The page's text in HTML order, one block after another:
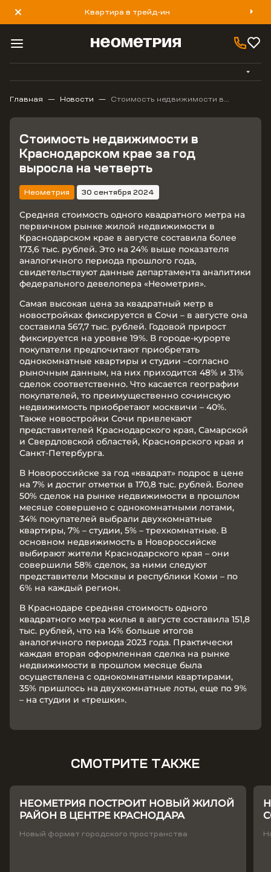
Квартира в трейд-ин
8 800 777 40 93
Главная Новости Стоимость недвижимости в
Неометрия 30 сентября 2024
Стоимость недвижимости в
Краснодарском крае за год
выросла на четверть
Средняя стоимость одного квадратного метра на
первичном рынке жилой недвижимости в
Краснодарском крае в августе составила более
173,6 тыс. рублей. Это на 24% выше показателя
аналогичного периода прошлого года,
свидетельствуют данные департамента аналитики
федерального девелопера «Неометрия».
Самая высокая цена за квадратный метр в
новостройках фиксируется в Сочи – в августе она
составила 567,7 тыс. рублей. Годовой прирост
фиксируется на уровне 19%. В городе-курорте
покупатели предпочитают приобретать
однокомнатные квартиры и студии –согласно
рыночным данным, на них приходится 48% и 31%
сделок соответственно. Что касается географии
покупателей, то преимущественно сочинскую
недвижимость приобретают москвичи – 40%.
Также новостройки Сочи привлекают
представителей Краснодарского края, Самарской
и Свердловской областей, Красноярского края и
Санкт-Петербурга.
В Новороссийске за год «квадрат» подрос в цене
на 7% и достиг отметки в 170,8 тыс. рублей. Более
50% сделок на рынке недвижимости в прошлом
месяце совершено с однокомнатными лотами,
34% покупателей выбрали двухкомнатные
квартиры, 7% – студии, 5% – трехкомнатные. В
основном недвижимость в Новороссийске
выбирают жители Краснодарского края – они
совершили 58% сделок, за ними следуют
представители Москвы и республики Коми – по
6% на каждый регион.
В Краснодаре средняя стоимость одного
квадратного метра жилья в августе составила 151,8
тыс. рублей, что на 14% больше итогов
аналогичного периода 2023 года. Практически
каждая вторая оформленная сделка на рынке
недвижимости в прошлом месяце была
осуществлена с однокомнатными квартирами,
35% пришлось на двухкомнатные лоты, еще по 9%
– на студии и «трешки».
СМОТРИТЕ ТАКЖЕ
НЕОМЕТРИЯ ПОСТРОИТ НОВЫЙ ЖИЛОЙ
РАЙОН В ЦЕНТРЕ КРАСНОДАРА
Новый формат городского пространства